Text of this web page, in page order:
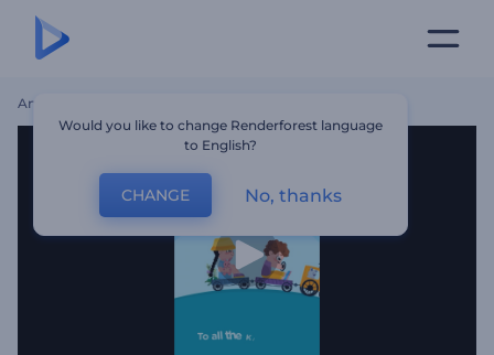
Ana Sayfa
Would you like to change Renderforest language
to English?
CHANGE No, thanks